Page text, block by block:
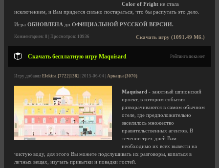
Color of Fright не стала
исключением, и Вам придется сильно постараться, что бы распутать это дело.
Игра ОБНОВЛЕНА до ОФИЦИАЛЬНОЙ РУССКОЙ ВЕРСИИ.
Скачать игру (1091.49 Мб.)
Комментариев: 8 | Просмотров: 10936
Скачать бесплатную игру Maquisard Рейтинга пока нет
Игру добавил Elektra [7722|138] | 2015-06-04 | Аркады (3070)
Maquisard - занятный шпионский
проект, в котором события
разворачиваются в самом обычном
отеле, где предположительно
заселилось множество
правительственных агентов. В
течении трех дней Вам
необходимо их всех вывести на
чистую воду, для этого Вы можете подслушивать их разговоры, копаться в
личных вещах, изучать привычки и повадки гостей.